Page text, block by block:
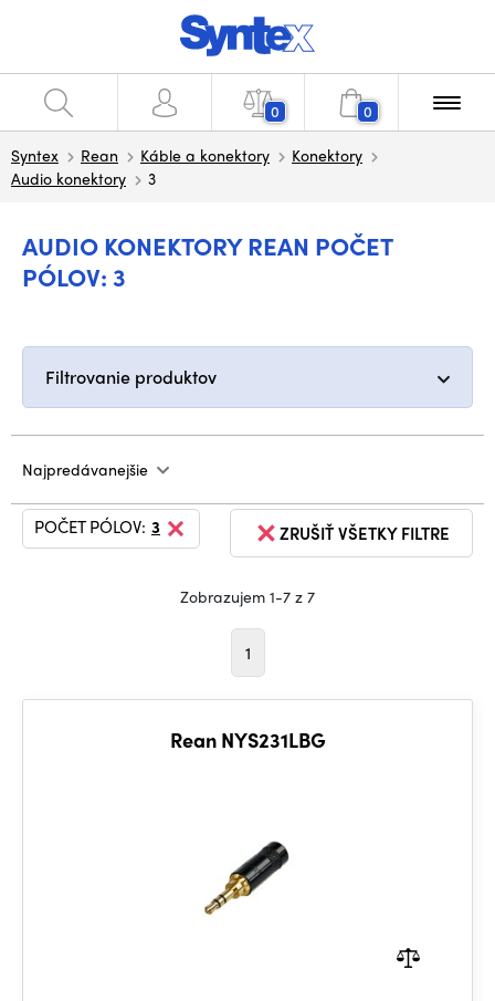
0 0
Syntex Rean Káble a konektory
Konektory
Audio konektory
3
AUDIO KONEKTORY REAN POČET
PÓLOV: 3
Filtrovanie produktov
Najpredávanejšie
ZRUŠIŤ VŠETKY FILTRE
POČET PÓLOV: 3
Zobrazujem 1-7 z 7
1
Rean NYS231LBG